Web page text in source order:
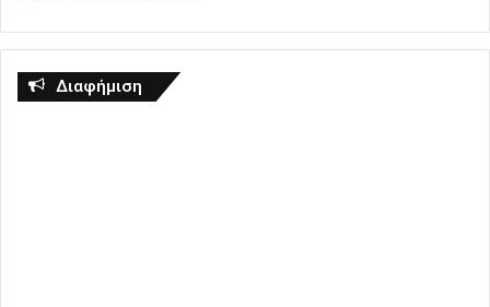
Διαφήμιση